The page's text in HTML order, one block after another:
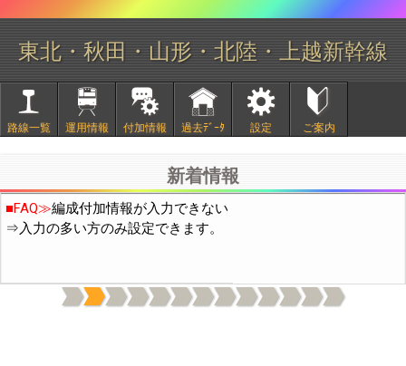
東北・秋田・山形・北陸・上越新幹線
路線一覧 運用情報 付加情報 過去ﾃﾞｰﾀ 設定 ご案内
新着情報
2/20頃より中国IPから通常の10倍程度のアクセスがありサイト
が不安定になっておりました。穴埋め作業の結果、現在は通常の
■FAQ≫編成付加情報が入力できない
⇒入力の多い方のみ設定できます。
上記機能は付加情報の表示(日付下の電球と歯車のｱｲｺﾝ)をONに